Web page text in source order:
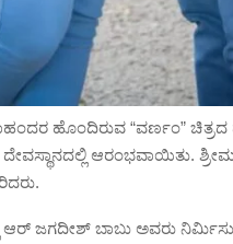
ಹೊಂದಿರುವ “ವರ್ಣಂ”
ದೇವಸ್ಥಾನದಲ್ಲಿ ಆರಂಭವಾಯಿತು.
ಜಗದೀಶ್ ಬಾಬು ಅವರು